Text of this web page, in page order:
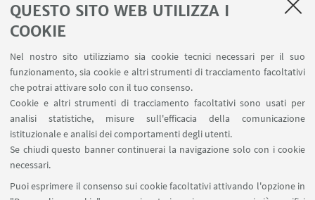
QUESTO SITO WEB UTILIZZA I
COOKIE
Nel nostro sito utilizziamo sia cookie tecnici necessari per il suo
funzionamento, sia cookie e altri strumenti di tracciamento facoltativi
che potrai attivare solo con il tuo consenso.
Cookie e altri strumenti di tracciamento facoltativi sono usati per
analisi statistiche, misure sull'efficacia della comunicazione
istituzionale e analisi dei comportamenti degli utenti.
Se chiudi questo banner continuerai la navigazione solo con i cookie
necessari.
Puoi esprimere il consenso sui cookie facoltativi attivando l'opzione in
Salute e sicurezza
Missioni web
Ministero della Salute – EFSA Focal Point
SEGUI IL DIPARTIMENTO SU:
SEGUI UNIBO SU: